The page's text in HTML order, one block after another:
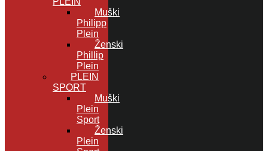
Muški
Philipp
Plein
Ženski
Phillip
Plein
PLEIN
SPORT
Muški
Plein
Sport
Ženski
Plein